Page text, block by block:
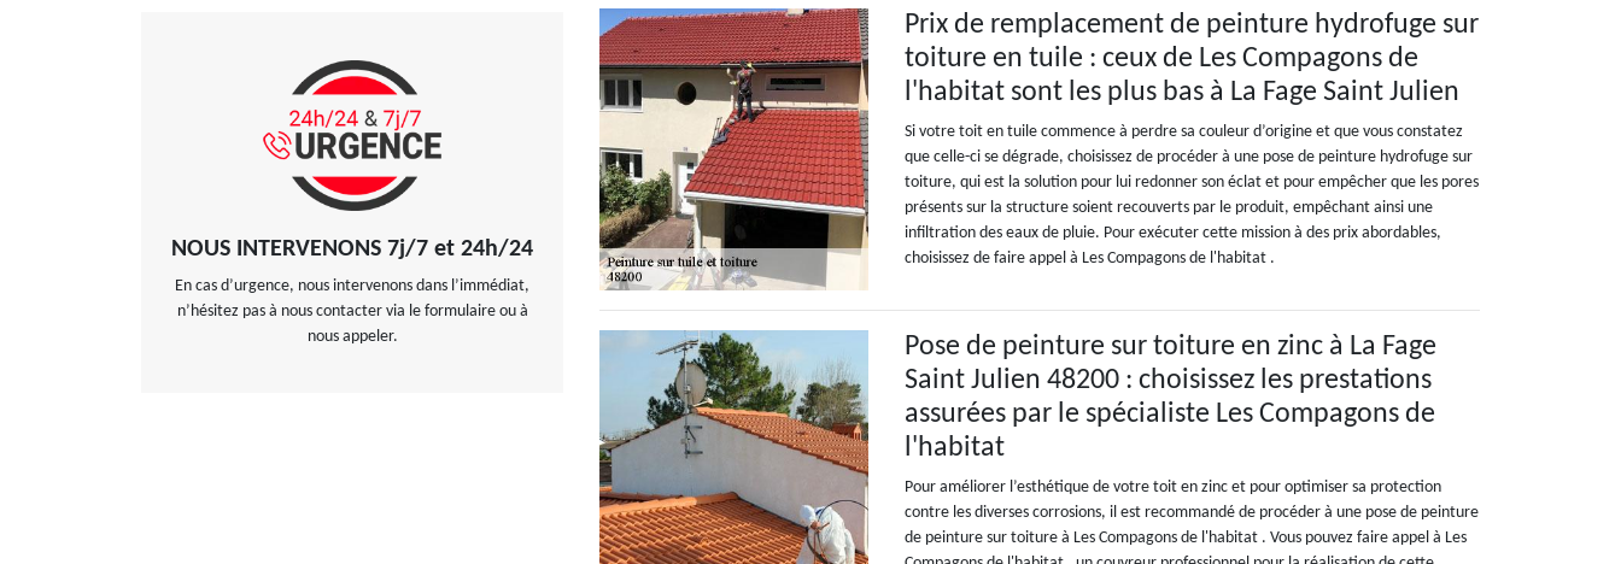
NOUS INTERVENONS 7j/7 et 24h/24
En cas d’urgence, nous intervenons dans l’immédiat,
n’hésitez pas à nous contacter via le formulaire ou à
nous appeler.
Prix de remplacement de peinture hydrofuge sur
toiture en tuile : ceux de Les Compagons de
l'habitat sont les plus bas à La Fage Saint Julien
Si votre toit en tuile commence à perdre sa couleur d’origine et que vous constatez
que celle-ci se dégrade, choisissez de procéder à une pose de peinture hydrofuge sur
toiture, qui est la solution pour lui redonner son éclat et pour empêcher que les pores
présents sur la structure soient recouverts par le produit, empêchant ainsi une
infiltration des eaux de pluie. Pour exécuter cette mission à des prix abordables,
choisissez de faire appel à Les Compagons de l'habitat .
Pose de peinture sur toiture en zinc à La Fage
Saint Julien 48200 : choisissez les prestations
assurées par le spécialiste Les Compagons de
l'habitat
Pour améliorer l’esthétique de votre toit en zinc et pour optimiser sa protection
contre les diverses corrosions, il est recommandé de procéder à une pose de peinture
de peinture sur toiture à Les Compagons de l'habitat . Vous pouvez faire appel à Les